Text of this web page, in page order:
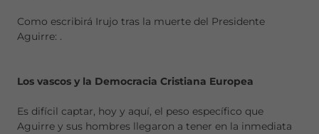
Como escribirá Irujo tras la muerte del Presidente
Aguirre: .
Los vascos y la Democracia Cristiana Europea
Es difícil captar, hoy y aquí, el peso específico que
Aguirre y sus hombres llegaron a tener en la inmediata